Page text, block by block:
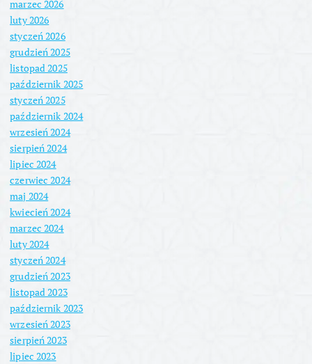
marzec 2026
luty 2026
styczeń 2026
grudzień 2025
listopad 2025
październik 2025
styczeń 2025
październik 2024
wrzesień 2024
sierpień 2024
lipiec 2024
czerwiec 2024
maj 2024
kwiecień 2024
marzec 2024
luty 2024
styczeń 2024
grudzień 2023
listopad 2023
październik 2023
wrzesień 2023
sierpień 2023
lipiec 2023